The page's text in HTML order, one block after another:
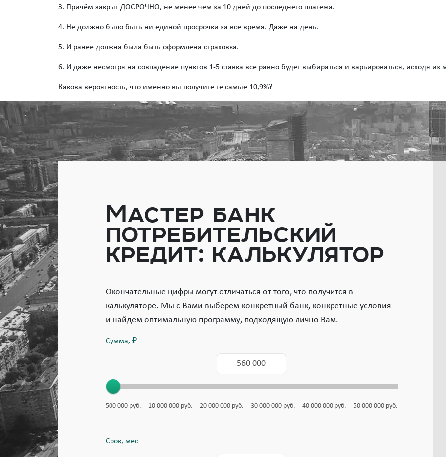
3. Причём закрыт ДОСРОЧНО, не менее чем за 10 дней до последнего платежа.
4. Не должно было быть ни единой просрочки за все время. Даже на день.
5. И ранее должна была быть оформлена страховка.
6. И даже несмотря на совпадение пунктов 1-5 ставка все равно будет выбираться и варьироваться, исходя
Какова вероятность, что именно вы получите те самые 10,9%?
Мастер банк
потребительский
кредит: калькулятор
Окончательные цифры могут отличаться от того, что получится в
калькуляторе. Мы с Вами выберем конкретный банк, конкретные условия
и найдем оптимальную программу, подходящую лично Вам.
Сумма, ₽
500 000 руб. 10 000 000 руб. 20 000 000 руб. 30 000 000 руб. 40 000 000 руб. 50 000 000 руб.
Срок, мес